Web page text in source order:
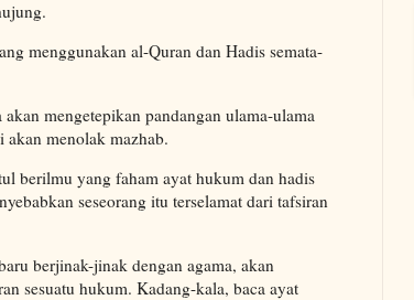
menggunakan al-Quran dan Hadis semata-
mengetepikan pandangan ulama-ulama
menolak mazhab.
berilmu yang faham ayat hukum dan hadis
seseorang itu terselamat dari tafsiran
berjinak-jinak dengan agama, akan
sesuatu hukum. Kadang-kala, baca ayat